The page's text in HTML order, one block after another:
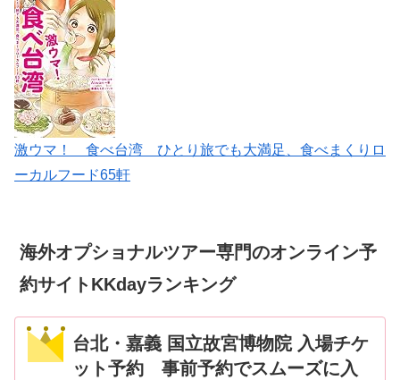
激ウマ！ 食べ台湾 ひとり旅でも大満足、食べまくりロ
ーカルフード65軒
海外オプショナルツアー専門のオンライン予
約サイトKKdayランキング
台北・嘉義 国立故宮博物院 入場チケ
ット予約 事前予約でスムーズに入